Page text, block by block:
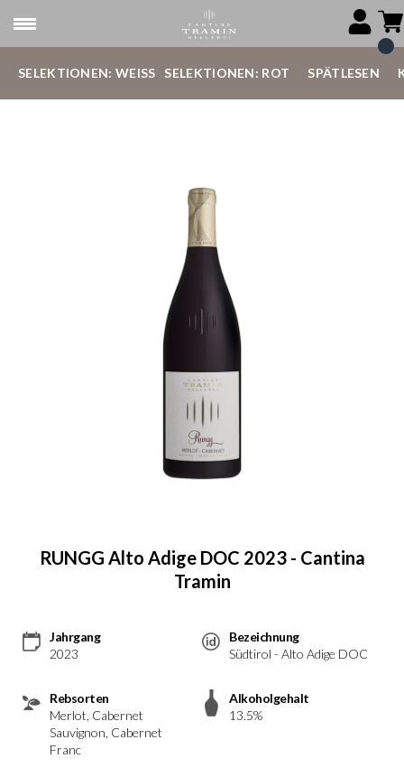
SELEKTIONEN: WEISS SELEKTIONEN: ROT SPÄTLESEN
RUNGG Alto Adige DOC 2023 - Cantina
Tramin
Jahrgang
2023
Bezeichnung
Südtirol - Alto Adige DOC
Rebsorten
Merlot, Cabernet
Sauvignon, Cabernet
Franc
Alkoholgehalt
13.5%